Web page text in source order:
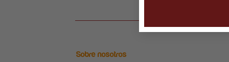
Sobre nosotros